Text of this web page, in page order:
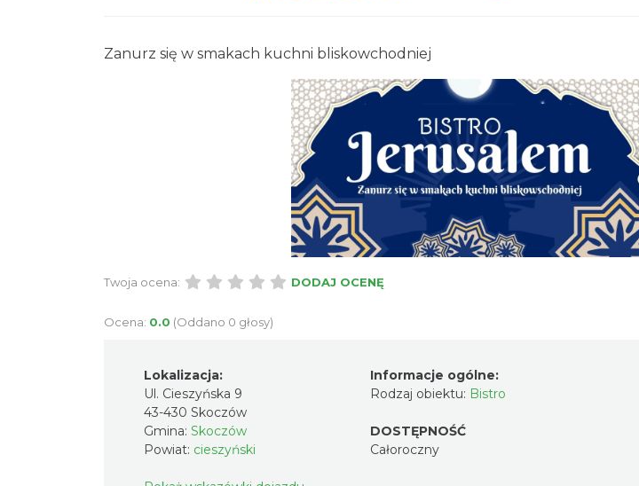
Zanurz się w smakach kuchni bliskowchodniej
Twoja ocena: DODAJ OCENĘ
Ocena: 0.0 (Oddano 0 głosy)
Lokalizacja:
Ul. Cieszyńska 9
43-430 Skoczów
Gmina: Skoczów
Powiat: cieszyński
Informacje ogólne:
Rodzaj obiektu: Bistro
DOSTĘPNOŚĆ
Całoroczny